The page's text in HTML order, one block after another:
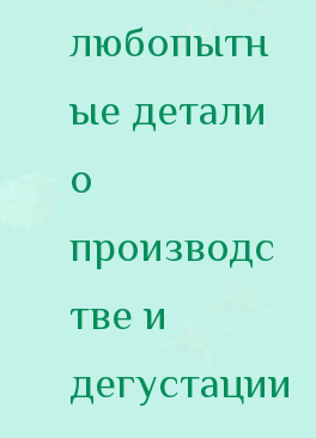
любопытн
ые детали
о
производс
тве и
дегустации